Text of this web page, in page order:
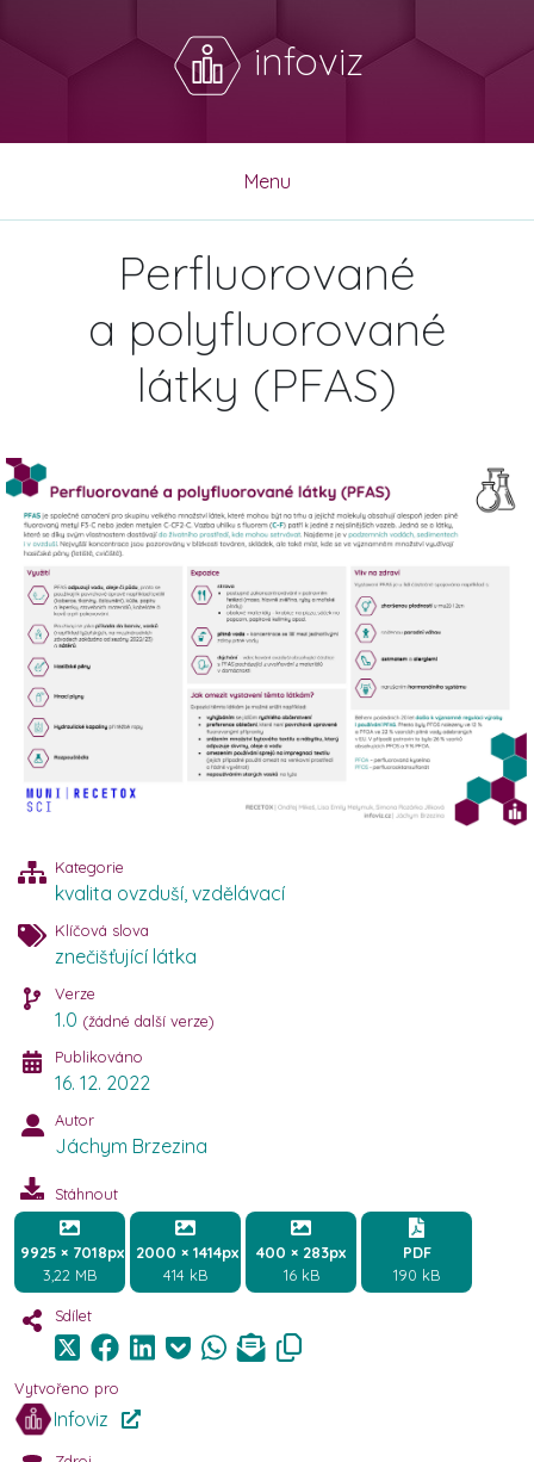
infoviz
Menu
Perfluorované
a polyfluorované
látky (PFAS)
Kategorie
kvalita ovzduší vzdělávací
Klíčová slova
znečišťující látka
Verze
1.0 (žádné další verze)
Publikováno
16. 12. 2022
Autor
Jáchym Brzezina
Stáhnout
9925 × 7018px
3,22 MB
2000 × 1414px
414 kB
400 × 283px
16 kB
PDF
190 kB
Sdílet
Vytvořeno pro
Infoviz